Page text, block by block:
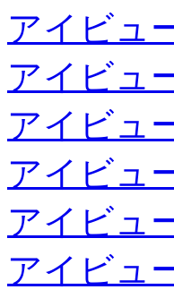
アイビュ
アイビュ
アイビュ
アイビュ
アイビュ
アイビュ